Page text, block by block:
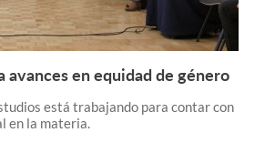
Leer más +
avances en equidad de género
está trabajando para contar con
en la materia.